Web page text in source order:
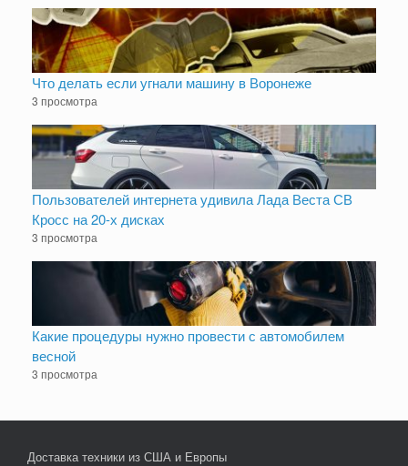
Что делать если угнали машину в Воронеже
3 просмотра
Пользователей интернета удивила Лада Веста СВ
Кросс на 20-х дисках
3 просмотра
Какие процедуры нужно провести с автомобилем
весной
3 просмотра
Доставка техники из США и Европы